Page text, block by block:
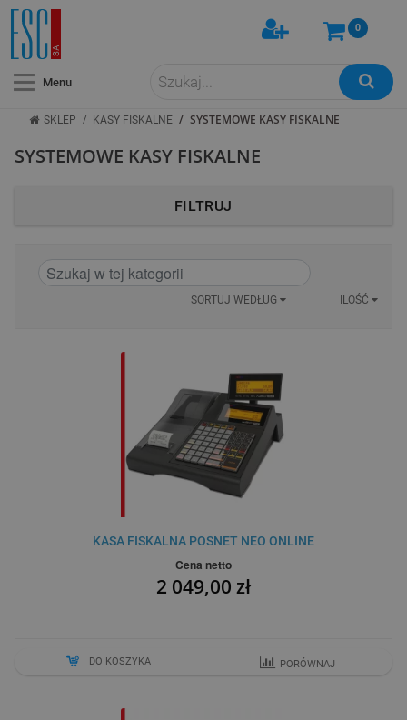
Menu
0
SKLEP / KASY FISKALNE / SYSTEMOWE KASY FISKALNE
FILTRUJ
SYSTEMOWE KASY FISKALNE
SORTUJ WEDŁUG ILOŚĆ
KASA FISKALNA POSNET NEO ONLINE
Cena netto
2 049,00 zł
DO KOSZYKA PORÓWNAJ